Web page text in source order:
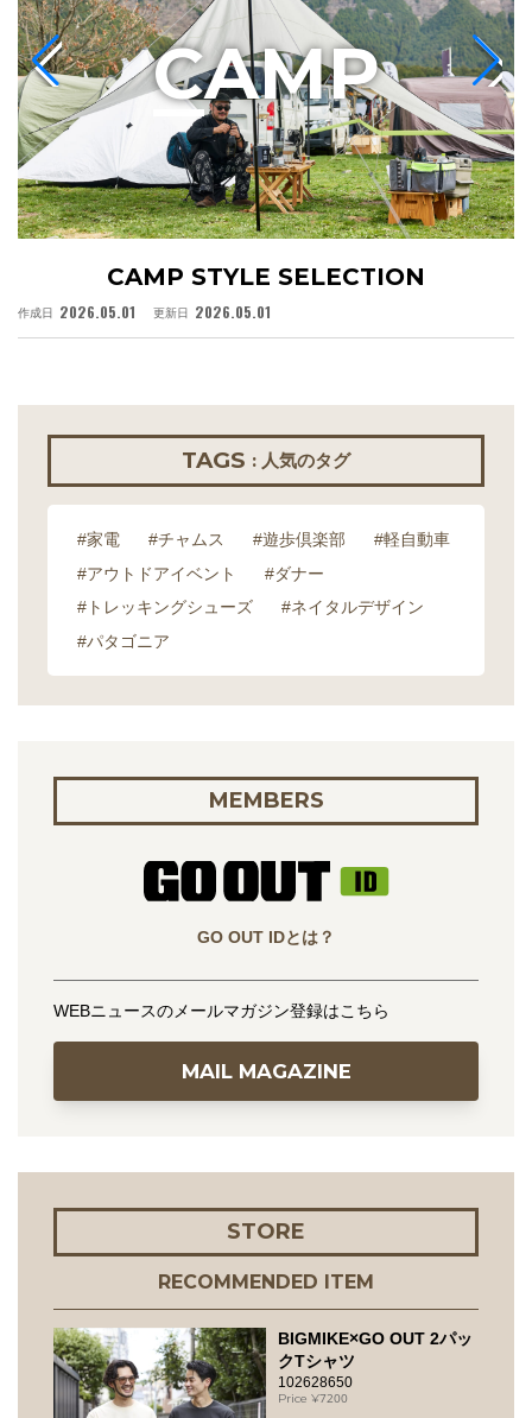
CAMP STYLE SELECTION
作成日 2026.05.01 更新日 2026.05.01
CAMP
TAGS : 人気のタグ
#家電 #チャムス #遊歩倶楽部
#軽自動車
#アウトドアイベント
#ダナー
#トレッキングシューズ
#ネイタルデザイン
#パタゴニア
MEMBERS
GO OUT IDとは？
WEBニュースのメールマガジン登録はこちら
MAIL MAGAZINE
STORE
RECOMMENDED ITEM
BIGMIKE×GO OUT 2パッ
クTシャツ
102628650
7200